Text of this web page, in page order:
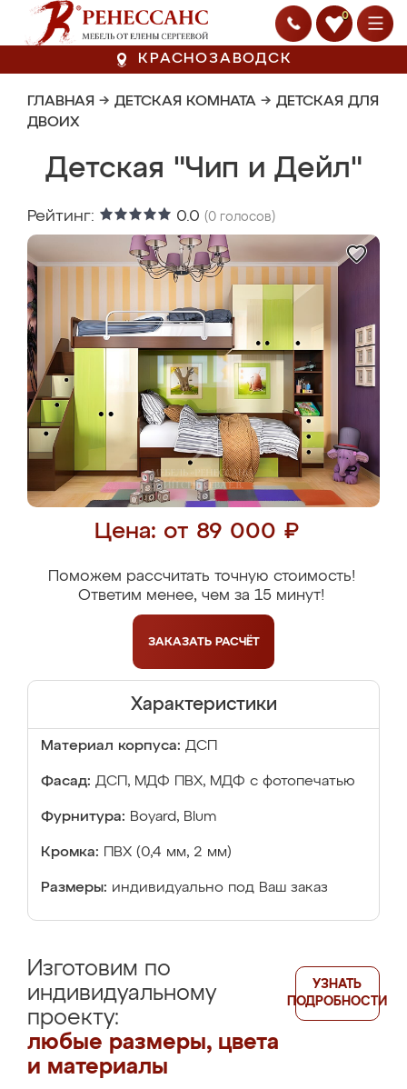
0
КРАСНОЗАВОДСК
ГЛАВНАЯ → ДЕТСКАЯ КОМНАТА → ДЕТСКАЯ ДЛЯ
ДВОИХ
Детская "Чип и Дейл"
Рейтинг: 0.0 (0 голосов)
Цена: от 89 000 ₽
Поможем рассчитать точную стоимость!
Ответим менее, чем за 15 минут!
ЗАКАЗАТЬ РАСЧЁТ
Характеристики
Материал корпуса: ДСП
Фасад: ДСП, МДФ ПВХ, МДФ с фотопечатью
Фурнитура: Boyard, Blum
Кромка: ПВХ (0,4 мм, 2 мм)
Размеры: индивидуально под Ваш заказ
Изготовим по
индивидуальному
проекту:
любые размеры, цвета
и материалы
УЗНАТЬ
ПОДРОБНОСТИ